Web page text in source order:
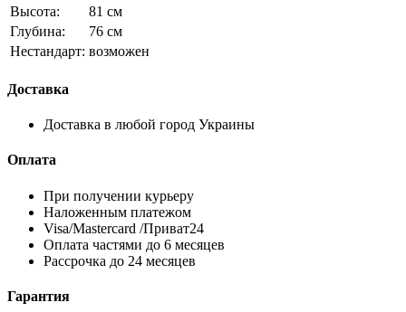
Высота:
81 см
Глубина:
76 см
Нестандарт: возможен
Доставка
Доставка в любой город Украины
Оплата
При получении курьеру
Наложенным платежом
Visa/Mastercard /Приват24
Оплата частями до 6 месяцев
Рассрочка до 24 месяцев
Гарантия